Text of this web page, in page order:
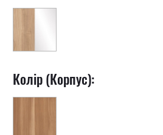
Колір (Корпус):